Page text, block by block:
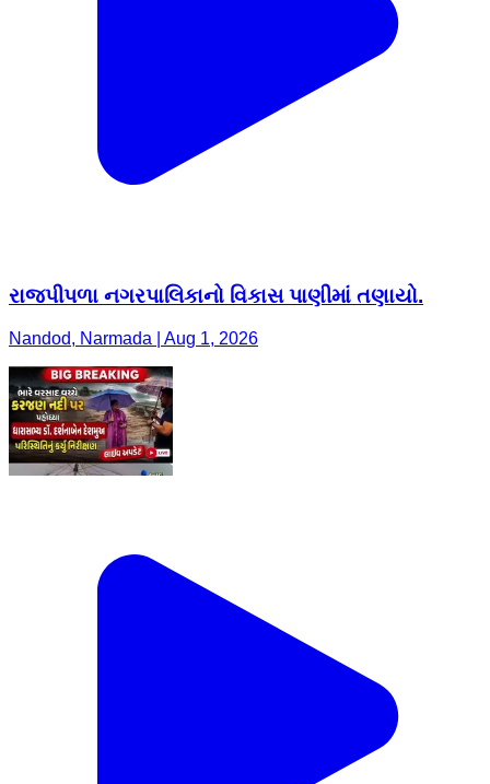
રાજપીપળા નગરપાલિકાનો વિકાસ પાણીમાં તણાયો.
Nandod, Narmada | Aug 1, 2026